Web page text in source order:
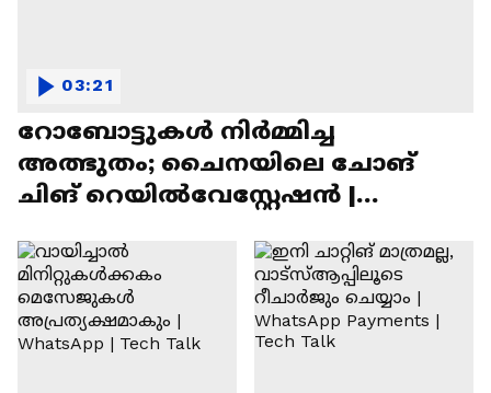
റോബോട്ടുകൾ നിർമ്മിച്ച
അത്ഭുതം; ചൈനയിലെ ചോങ്
ചിങ് റെയിൽവേസ്റ്റേഷൻ |
03:21